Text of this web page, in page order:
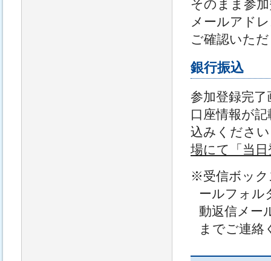
そのまま参
メールアド
ご確認いた
銀行振込
参加登録完
口座情報が
込みくださ
場にて「当
※受信ボック
ールフォル
動返信メー
までご連絡